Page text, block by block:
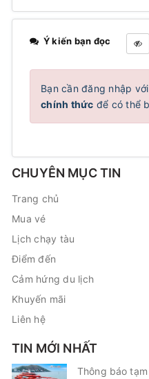
Ý kiến bạn đọc
Bạn cần đăng nhập
chính thức để có thể
CHUYÊN MỤC TIN
Trang chủ
Mua vé
Lịch chạy tàu
Điểm đến
Cảm hứng du lịch
Khuyến mãi
Liên hệ
TIN MỚI NHẤT
Thông báo